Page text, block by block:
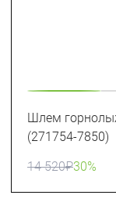
Шлем
(271754-7850)
14 520₽30%